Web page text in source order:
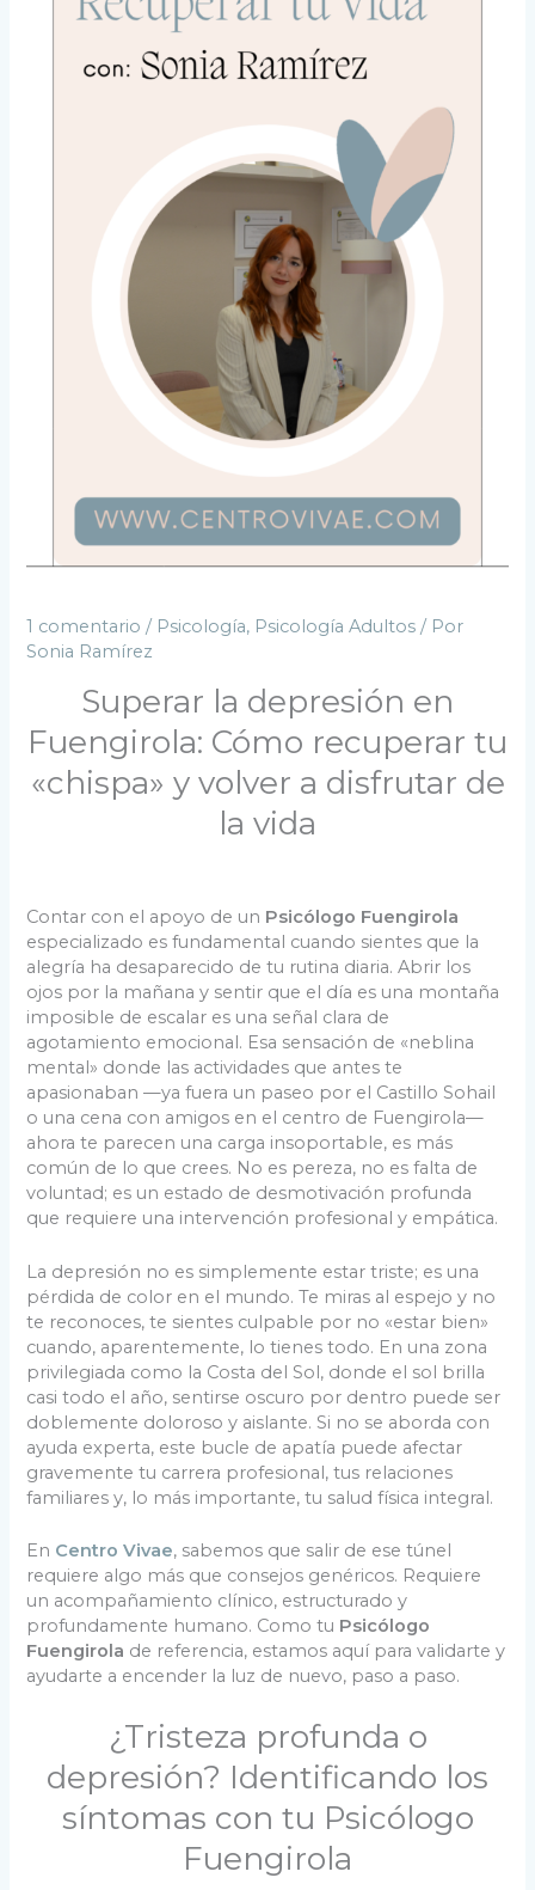
1 comentario / Psicología, Psicología Adultos / Por
Sonia Ramírez
Superar la depresión en
Fuengirola: Cómo recuperar tu
«chispa» y volver a disfrutar de
la vida
Contar con el apoyo de un Psicólogo Fuengirola
especializado es fundamental cuando sientes que la
alegría ha desaparecido de tu rutina diaria. Abrir los
ojos por la mañana y sentir que el día es una montaña
imposible de escalar es una señal clara de
agotamiento emocional. Esa sensación de «neblina
mental» donde las actividades que antes te
apasionaban —ya fuera un paseo por el Castillo Sohail
o una cena con amigos en el centro de Fuengirola—
ahora te parecen una carga insoportable, es más
común de lo que crees. No es pereza, no es falta de
voluntad; es un estado de desmotivación profunda
que requiere una intervención profesional y empática.
La depresión no es simplemente estar triste; es una
pérdida de color en el mundo. Te miras al espejo y no
te reconoces, te sientes culpable por no «estar bien»
cuando, aparentemente, lo tienes todo. En una zona
privilegiada como la Costa del Sol, donde el sol brilla
casi todo el año, sentirse oscuro por dentro puede ser
doblemente doloroso y aislante. Si no se aborda con
ayuda experta, este bucle de apatía puede afectar
gravemente tu carrera profesional, tus relaciones
familiares y, lo más importante, tu salud física integral.
En Centro Vivae, sabemos que salir de ese túnel
requiere algo más que consejos genéricos. Requiere
un acompañamiento clínico, estructurado y
profundamente humano. Como tu Psicólogo
Fuengirola de referencia, estamos aquí para validarte y
ayudarte a encender la luz de nuevo, paso a paso.
¿Tristeza profunda o
depresión? Identificando los
síntomas con tu Psicólogo
Fuengirola